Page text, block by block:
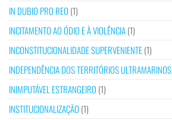
IN DUBIO PRO REO (1)
INCITAMENTO AO ÓDIO E À VIOLÊNCIA(1)
INCONSTITUCIONALIDADE SUPERVENIENTE(1)
INDEPENDÊNCIA DOS TERRITÓRIOS ULTRAMARINOS
INIMPUTÁVEL ESTRANGEIRO (1)
INSTITUCIONALIZAÇÃO (1)